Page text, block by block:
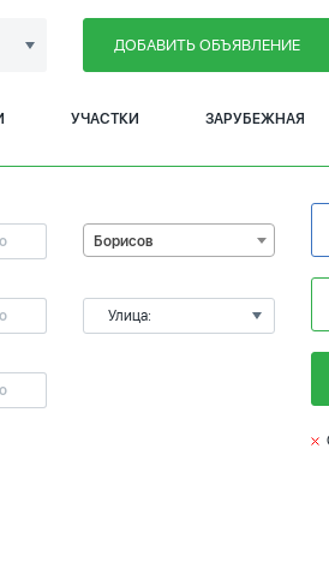
ДОБАВИТЬ ОБЪЯВЛЕНИЕ
УЧАСТКИ ЗАРУБЕЖНАЯ
Борисов
Улица: